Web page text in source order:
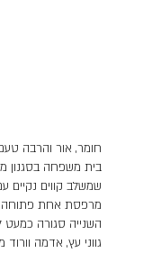
חומר, אור והרבה
בית משפחה בסגנון
שמשלב קווים נקיים
מרפסת אחת פתוחה
השנייה סגורה כמעט
גווני עץ, אדמה וורוד